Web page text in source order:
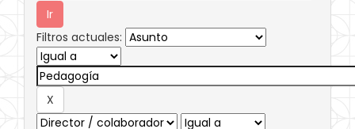
Filtros actuales: